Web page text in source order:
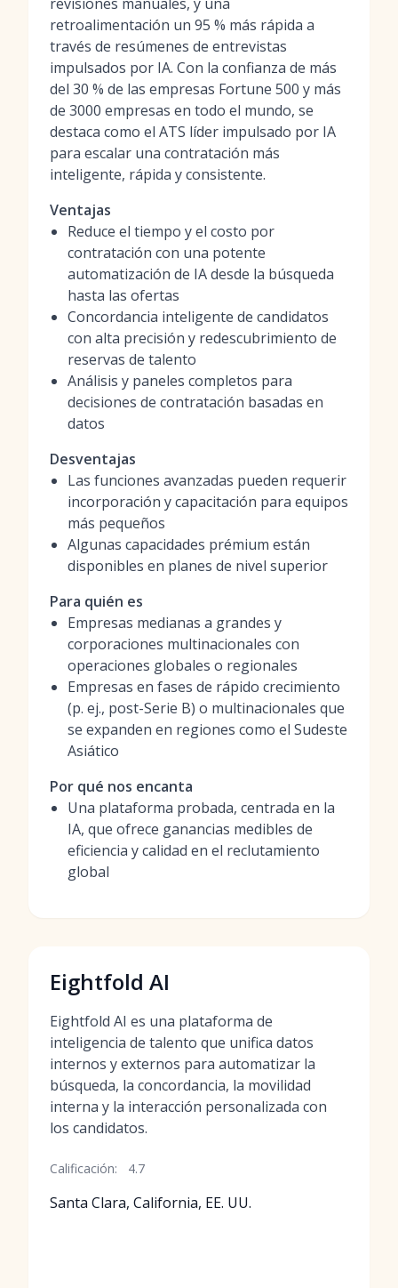
retroalimentación un 95 % más rápida a
través de resúmenes de entrevistas
impulsados por IA. Con la confianza de más
del 30 % de las empresas Fortune 500 y más
de 3000 empresas en todo el mundo, se
destaca como el ATS líder impulsado por IA
para escalar una contratación más
inteligente, rápida y consistente.
Ventajas
Reduce el tiempo y el costo por
contratación con una potente
automatización de IA desde la búsqueda
hasta las ofertas
Concordancia inteligente de candidatos
con alta precisión y redescubrimiento de
reservas de talento
Análisis y paneles completos para
decisiones de contratación basadas en
datos
Desventajas
Las funciones avanzadas pueden requerir
incorporación y capacitación para equipos
más pequeños
Algunas capacidades prémium están
disponibles en planes de nivel superior
Para quién es
Empresas medianas a grandes y
corporaciones multinacionales con
operaciones globales o regionales
Empresas en fases de rápido crecimiento
(p. ej., post-Serie B) o multinacionales que
se expanden en regiones como el Sudeste
Asiático
Por qué nos encanta
Una plataforma probada, centrada en la
IA, que ofrece ganancias medibles de
eficiencia y calidad en el reclutamiento
global
Eightfold AI
Eightfold AI es una plataforma de
inteligencia de talento que unifica datos
internos y externos para automatizar la
búsqueda, la concordancia, la movilidad
interna y la interacción personalizada con
los candidatos.
Calificación: 4.7
Santa Clara, California, EE. UU.